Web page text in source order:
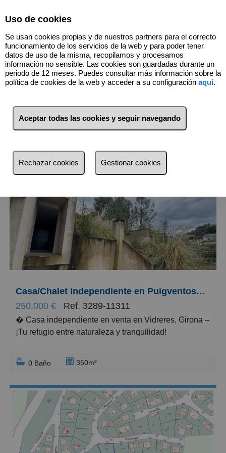
3 Inmuebles Vidreres (Girona)
Menos reciente
Caros
Pequeños
Grandes
Casa/Chalet independiente en Puigventos, Terrafortuna - Puig Vento
250.000 €
Ref. 3289-11311
� Casa independiente en venta en Vidreres, Girona –
¡Tu refugio entre naturaleza y tranquilidad!
Descubre esta encantadora casa independiente de
350 m² situada en la apacible localidad de Vidreres,
un entorno ideal para quienes buscan espacio,
privacidad y calidad de vida. Su amplitud y
distribución ofrecen infinitas posibilidades para crear
un hogar acogedor, funcional y lleno de encanto.
La vivienda cuenta con amplias estancias que
0 Baño 350m²
Uso de cookies
Se usan cookies propias y de nuestros partners para el correcto
funcionamiento de los servicios de la web y para poder tener
datos de uso de la misma, recopilamos y procesamos
información no sensible. Las cookies son guardadas durante un
periodo de 12 meses. Puedes consultar más información sobre la
política de cookies de la web y acceder a su configuración aquí.
Aceptar todas las cookies y seguir navegando
Rechazar cookies Gestionar cookies